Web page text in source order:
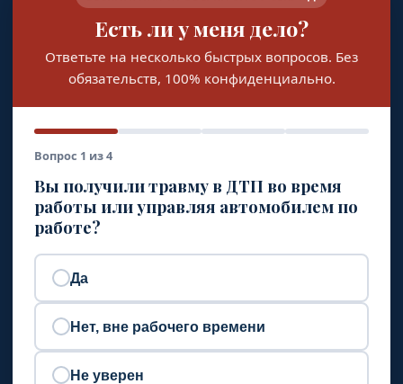
Есть ли у меня дело?
Ответьте на несколько быстрых вопросов. Без
обязательств, 100% конфиденциально.
Вопрос 1 из 4
Вы получили травму в ДТП во время
работы или управляя автомобилем по
работе?
Да
Нет, вне рабочего времени
Не уверен